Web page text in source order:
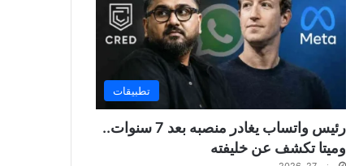
تطبيقات
رئيس واتساب يغادر منصبه بعد 7 سنوات..
وميتا تكشف عن خليفته